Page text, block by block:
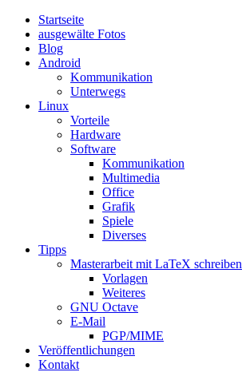
Startseite
ausgewälte Fotos
Blog
Android
Kommunikation
Unterwegs
Linux
Vorteile
Hardware
Software
Kommunikation
Multimedia
Office
Grafik
Spiele
Diverses
Tipps
Masterarbeit mit LaTeX schreiben
Vorlagen
Weiteres
GNU Octave
E-Mail
PGP/MIME
Veröffentlichungen
Kontakt